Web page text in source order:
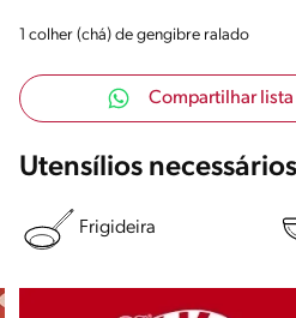
1 colher (chá) de gengibre ralado
Compartilhar
Utensílios necessários
Frigideira